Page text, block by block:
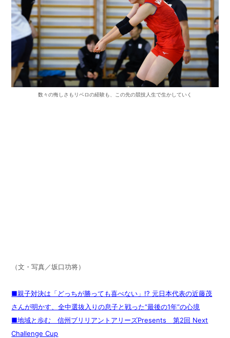
数々の悔しさもリベロの経験も、この先の競技人生で生かしていく
（文・写真／坂口功将）
■親子対決は「どっちが勝っても喜べない」!? 元日本代表の近藤茂
さんが明かす、全中選抜入りの息子と戦った“最後の1年”の心境
■地域と歩む 信州ブリリアントアリーズPresents 第2回 Next
Challenge Cup